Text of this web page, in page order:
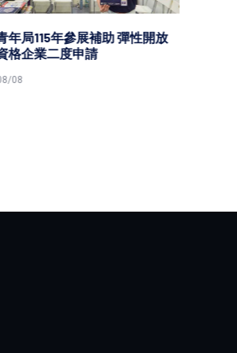
局115年參展補助 彈性開放
企業二度申請